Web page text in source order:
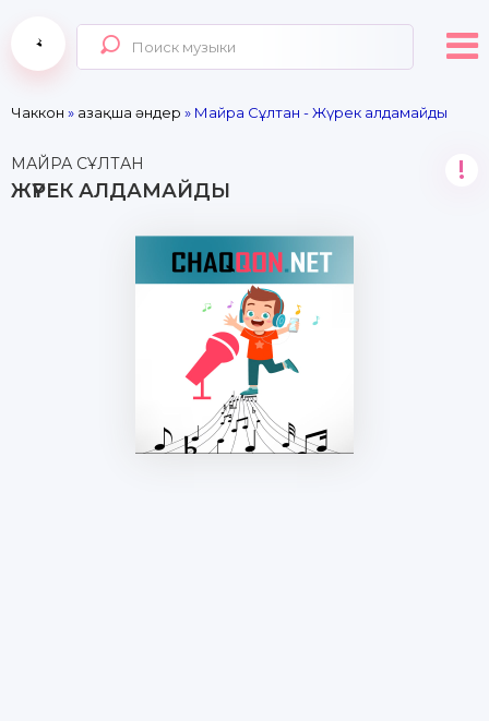
Чаккон » Қазақша әндер » Майра Сұлтан - Жүрек алдамайды
МАЙРА СҰЛТАН
ЖҮРЕК АЛДАМАЙДЫ
!